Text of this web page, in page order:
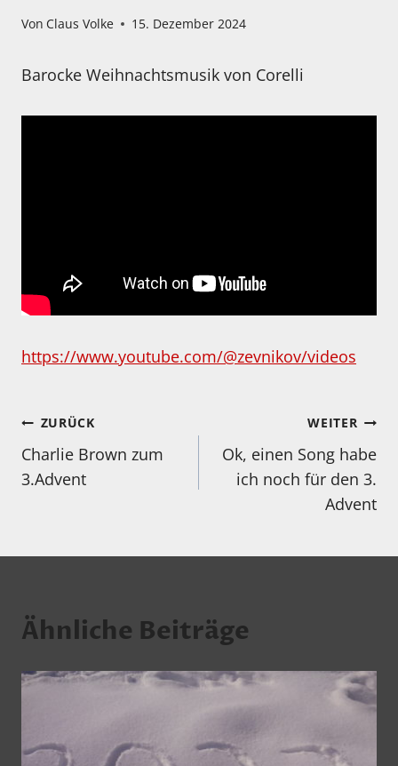
Von Claus Volke 15. Dezember 2024
Barocke Weihnachtsmusik von Corelli
https://www.youtube.com/@zevnikov/videos
Beitragsnavigation
ZURÜCK
Charlie Brown zum
3.Advent
WEITER
Ok, einen Song habe
ich noch für den 3.
Advent
Ähnliche Beiträge